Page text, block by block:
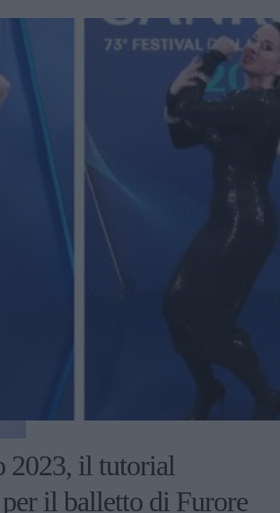
2023, il tutorial
il balletto di Furore